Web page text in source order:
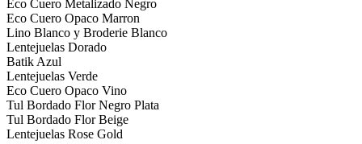
Eco Cuero Metalizado Negro
Eco Cuero Opaco Marron
Lino Blanco y Broderie Blanco
Lentejuelas Dorado
Batik Azul
Lentejuelas Verde
Eco Cuero Opaco Vino
Tul Bordado Flor Negro Plata
Tul Bordado Flor Beige
Lentejuelas Rose Gold